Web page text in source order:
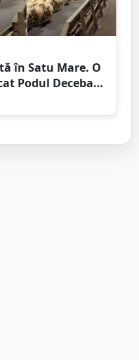
în Satu Mare. O
Podul Decebal.